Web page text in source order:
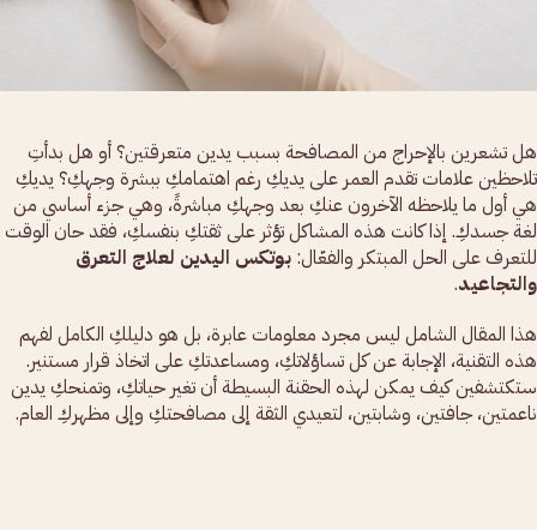
هل تشعرين بالإحراج من المصافحة بسبب يدين متعرقتين؟ أو هل بدأتِ
تلاحظين علامات تقدم العمر على يديكِ رغم اهتمامكِ ببشرة وجهكِ؟ يديكِ
هي أول ما يلاحظه الآخرون عنكِ بعد وجهكِ مباشرةً، وهي جزء أساسي من
لغة جسدكِ. إذا كانت هذه المشاكل تؤثر على ثقتكِ بنفسكِ، فقد حان الوقت
للتعرف على الحل المبتكر والفعّال: بوتكس اليدين لعلاج التعرق
والتجاعيد.
هذا المقال الشامل ليس مجرد معلومات عابرة، بل هو دليلكِ الكامل لفهم
هذه التقنية، الإجابة عن كل تساؤلاتكِ، ومساعدتكِ على اتخاذ قرار مستنير.
ستكتشفين كيف يمكن لهذه الحقنة البسيطة أن تغير حياتكِ، وتمنحكِ يدين
ناعمتين، جافتين، وشابتين، لتعيدي الثقة إلى مصافحتكِ وإلى مظهركِ العام.